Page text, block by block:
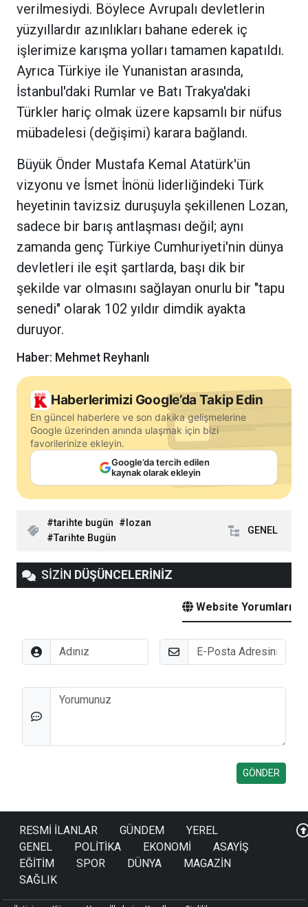
verilmesiydi. Böylece Avrupalı devletlerin
yüzyıllardır azınlıkları bahane ederek iç
işlerimize karışma yolları tamamen kapatıldı.
Ayrıca Türkiye ile Yunanistan arasında,
İstanbul'daki Rumlar ve Batı Trakya'daki
Türkler hariç olmak üzere kapsamlı bir nüfus
mübadelesi (değişimi) karara bağlandı.
Büyük Önder Mustafa Kemal Atatürk'ün
vizyonu ve İsmet İnönü liderliğindeki Türk
heyetinin tavizsiz duruşuyla şekillenen Lozan,
sadece bir barış antlaşması değil; aynı
zamanda genç Türkiye Cumhuriyeti'nin dünya
devletleri ile eşit şartlarda, başı dik bir
şekilde var olmasını sağlayan onurlu bir "tapu
senedi" olarak 102 yıldır dimdik ayakta
duruyor.
Haber: Mehmet Reyhanlı
Haberlerimizi Google’da Takip Edin
En güncel haberlere ve son dakika gelişmelerine
Google üzerinden anında ulaşmak için bizi
favorilerinize ekleyin.
Google’da tercih edilen
kaynak olarak ekleyin
tarihte bugün
lozan
Tarihte Bugün
GENEL
SİZİN DÜŞÜNCELERİNİZ
Website Yorumları
Adınız E-Posta
Düşünceleriniz
RESMİ İLANLAR GÜNDEM
YEREL
GENEL
POLİTİKA EKONOMİ
ASAYİŞ
EĞİTİM
SPOR DÜNYA
MAGAZİN
SAĞLIK